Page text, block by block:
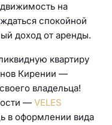
на
спокойной
доход от аренды.
квартиру
Кирении —
владельца!
— VELES
в оформлении вида